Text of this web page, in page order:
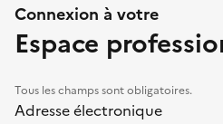
Connexion à votre
Espace
Tous les champs sont obligatoires.
identifiants
Adresse électronique